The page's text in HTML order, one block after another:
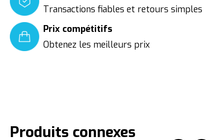
Transactions fiables et retours simples
Prix compétitifs
Obtenez les meilleurs prix
Produits connexes